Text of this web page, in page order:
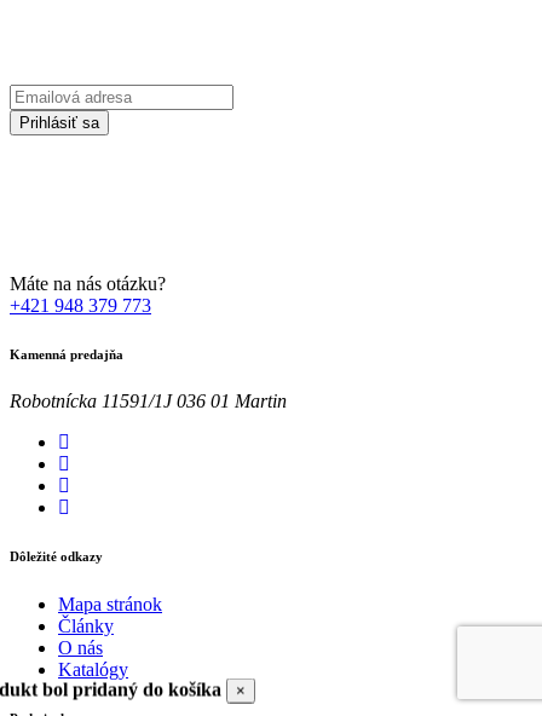
Emailová
adresa
Prihlásiť sa
Máte na nás otázku?
+421 948 379 773
Kamenná predajňa
Robotnícka 11591/1J 036 01 Martin
Dôležité odkazy
Mapa stránok
Články
O nás
Katalógy
bol pridaný do košíka ×